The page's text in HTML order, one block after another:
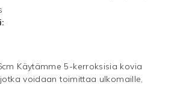
Käytämme 5-kerroksisia kovia
voidaan toimittaa ulkomaille,